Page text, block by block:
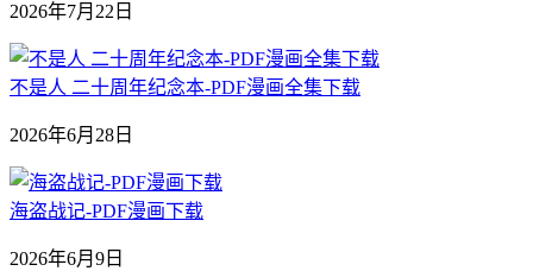
2026年7月22日
不是人 二十周年纪念本-PDF漫画全集下载
2026年6月28日
海盗战记-PDF漫画下载
2026年6月9日